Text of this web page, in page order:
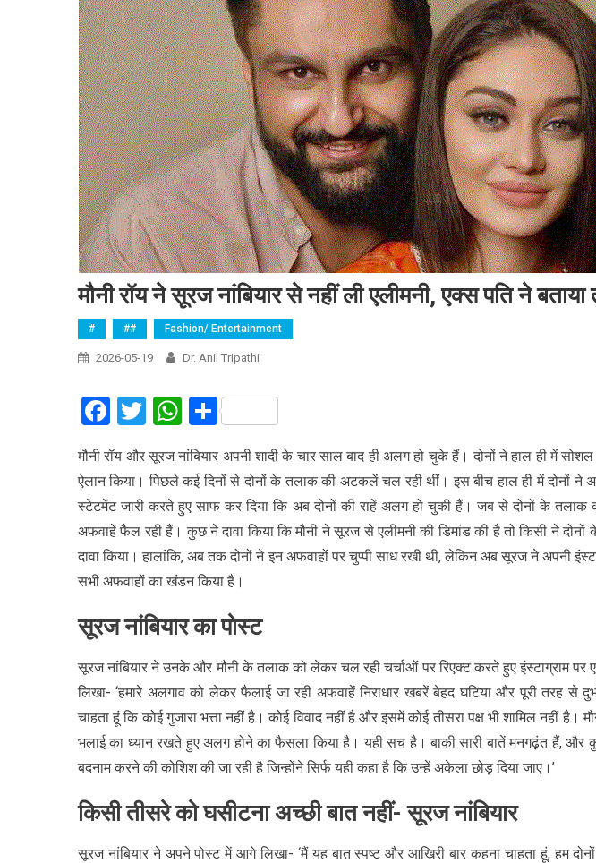
मौनी रॉय ने सूरज नांबियार से नहीं ली एलीमनी, एक्स पति ने
# ## Fashion/ Entertainment
2026-05-19 Dr. Anil Tripathi
Facebook
TwitterWhatsApp
Share
मौनी रॉय और सूरज नांबियार अपनी शादी के चार साल बाद ही अलग हो चुके हैं। दोनों ने हाल ही में
ऐलान किया। पिछले कई दिनों से दोनों के तलाक की अटकलें चल रही थीं। इस बीच हाल ही में दोनों ने
स्टेटमेंट जारी करते हुए साफ कर दिया कि अब दोनों की राहें अलग हो चुकी हैं। जब से दोनों के
अफवाहें फैल रही हैं। कुछ ने दावा किया कि मौनी ने सूरज से एलीमनी की डिमांड की है तो किसी ने
दावा किया। हालांकि, अब तक दोनों ने इन अफवाहों पर चुप्पी साध रखी थी, लेकिन अब सूरज ने अपनी
सभी अफवाहों का खंडन किया है।
सूरज नांबियार का पोस्ट
सूरज नांबियार ने उनके और मौनी के तलाक को लेकर चल रही चर्चाओं पर रिएक्ट करते हुए इंस्टाग्राम पर
लिखा- ‘हमारे अलगाव को लेकर फैलाई जा रही अफवाहें निराधार खबरें बेहद घटिया और पूरी तरह से
चाहता हूं कि कोई गुजारा भत्ता नहीं है। कोई विवाद नहीं है और इसमें कोई तीसरा पक्ष भी शामिल नहीं
भलाई का ध्यान रखते हुए अलग होने का फैसला किया है। यही सच है। बाकी सारी बातें मनगढ़ंत हैं, और
बदनाम करने की कोशिश की जा रही है जिन्होंने सिर्फ यही कहा है कि उन्हें अकेला छोड़ दिया जाए।’
किसी तीसरे को घसीटना अच्छी बात नहीं- सूरज नांबियार
सूरज नांबियार ने अपने पोस्ट में आगे लिखा- ‘मैं यह बात स्पष्ट और आखिरी बार कहना चाहता हूं, हम